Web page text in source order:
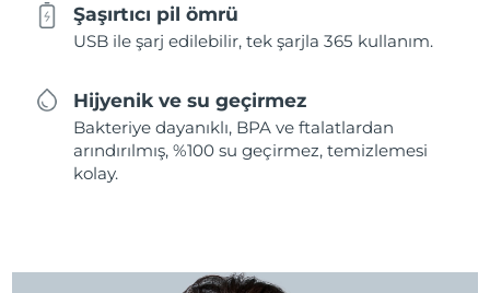
Şaşırtıcı pil ömrü
USB ile şarj edilebilir, tek şarjla 365 kullanım.
Hijyenik ve su geçirmez
Bakteriye dayanıklı, BPA ve ftalatlardan
arındırılmış, %100 su geçirmez, temizlemesi
kolay.